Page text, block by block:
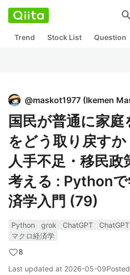
Trend Stock List Question
@maskot1977 (Ikemen
国民が普通に家
をどう取り戻す
人手不足・移民政
考える : Python
済学入門 (79)
Python grok ChatGPT
マクロ経済学
8
Last updated at 2026-05-09